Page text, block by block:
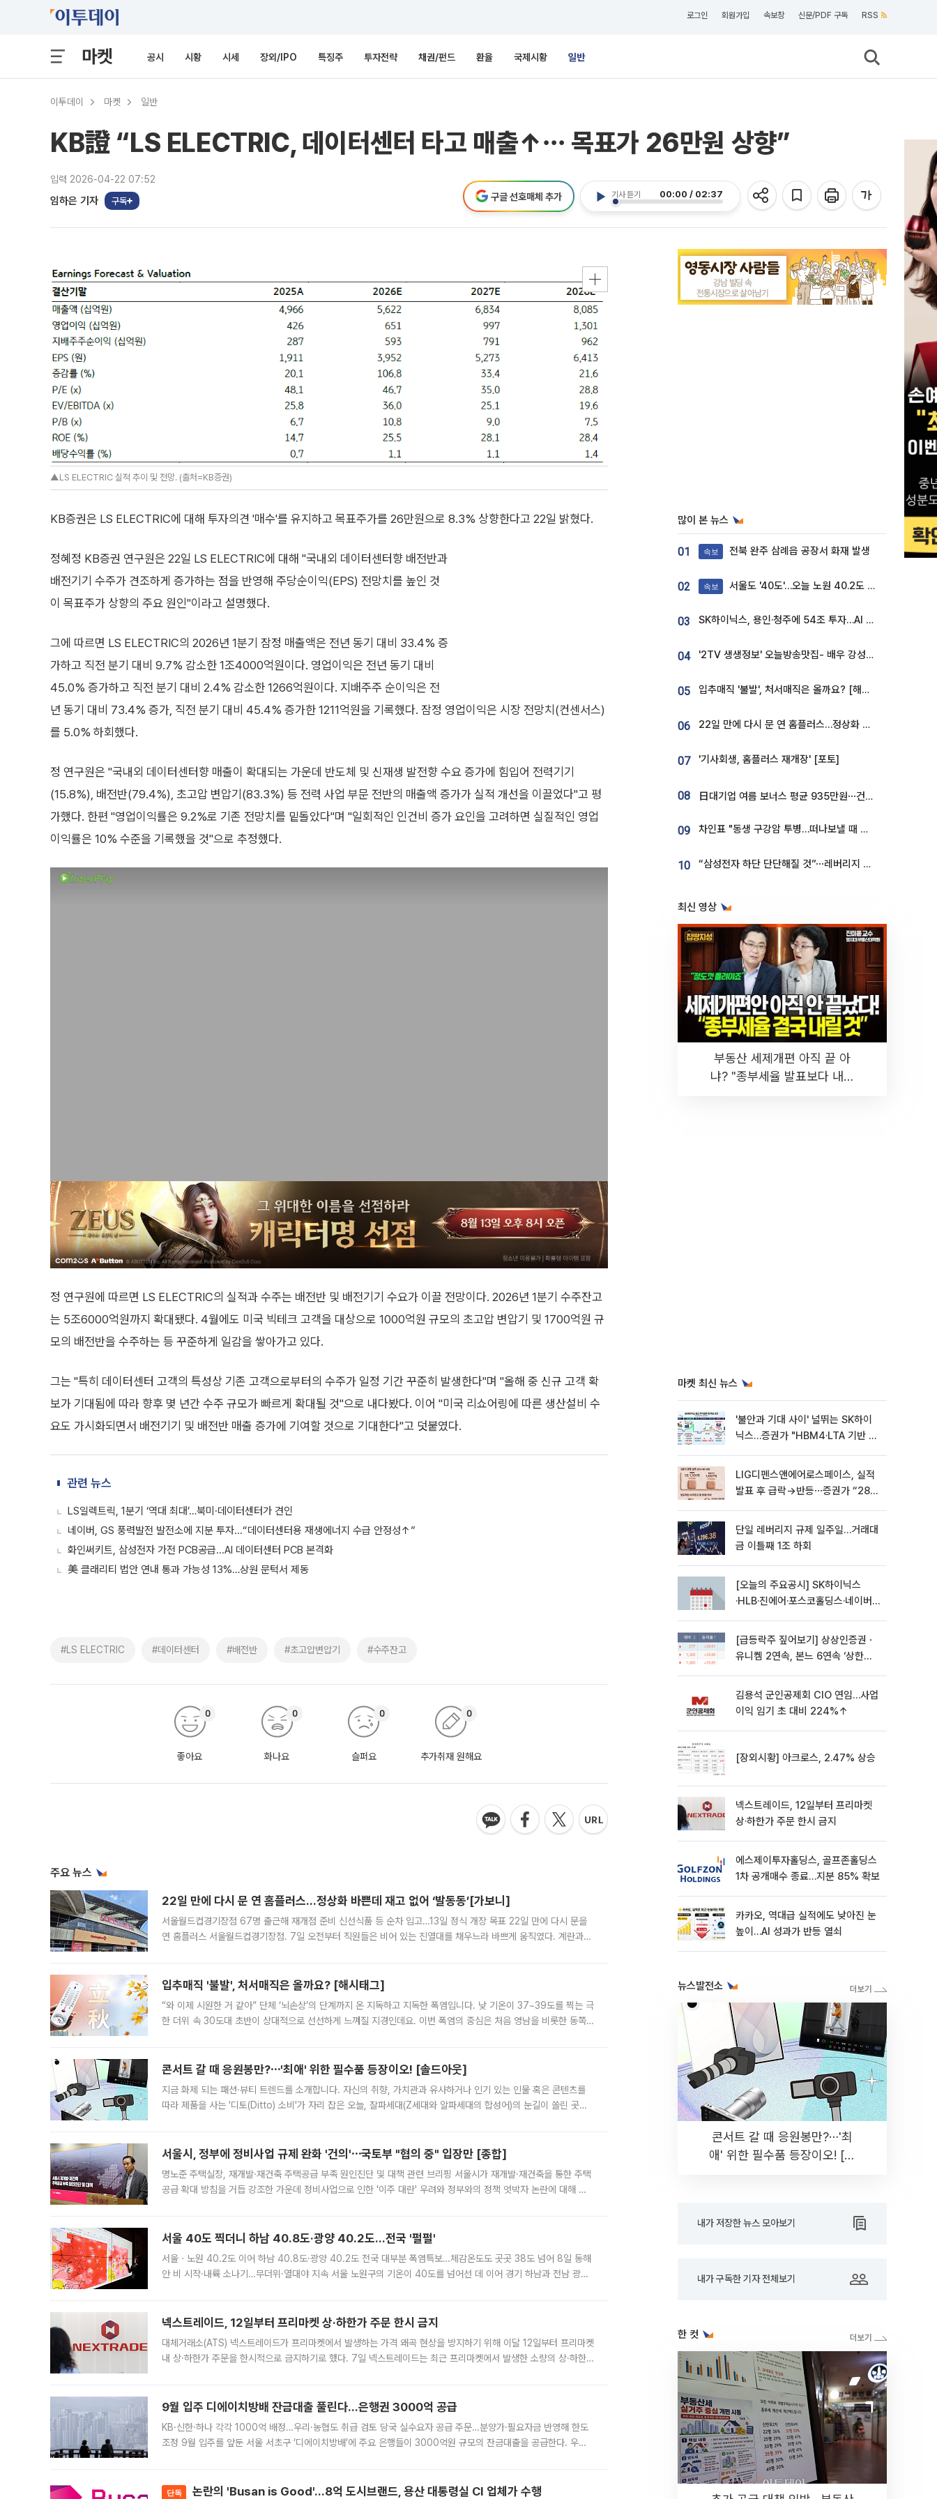
로그인 회원가입 속보창 신문/PDF 구독 RSS
마켓 공시 시황 시세 장외/IPO 특징주 투자전략 채권/펀드 환율 국제시황 일반
이투데이 마켓 일반
KB證 “LS ELECTRIC, 데이터센터 타고 매출↑⋯ 목표가 26만원 상향”
입력 2026-04-22 07:52
임하은 기자 구독
기사 듣기 00:00 / 02:37
구글 선호매체 추가
▲LS ELECTRIC 실적 추이 및 전망. (출처=KB증권)
KB증권은 LS ELECTRIC에 대해 투자의견 '매수'를 유지하고 목표주가를 26만원으로 8.3% 상향한다고 22일 밝혔다.
정혜정 KB증권 연구원은 22일 LS ELECTRIC에 대해 "국내외 데이터센터향 배전반과
배전기기 수주가 견조하게 증가하는 점을 반영해 주당순이익(EPS) 전망치를 높인 것
이 목표주가 상향의 주요 원인"이라고 설명했다.
그에 따르면 LS ELECTRIC의 2026년 1분기 잠정 매출액은 전년 동기 대비 33.4% 증
가하고 직전 분기 대비 9.7% 감소한 1조4000억원이다. 영업이익은 전년 동기 대비
45.0% 증가하고 직전 분기 대비 2.4% 감소한 1266억원이다. 지배주주 순이익은 전
년 동기 대비 73.4% 증가, 직전 분기 대비 45.4% 증가한 1211억원을 기록했다. 잠정 영업이익은 시장 전망치(컨센서스)
를 5.0% 하회했다.
정 연구원은 "국내외 데이터센터향 매출이 확대되는 가운데 반도체 및 신재생 발전향 수요 증가에 힘입어 전력기기
(15.8%), 배전반(79.4%), 초고압 변압기(83.3%) 등 전력 사업 부문 전반의 매출액 증가가 실적 개선을 이끌었다"고 평
가했다. 한편 "영업이익률은 9.2%로 기존 전망치를 밑돌았다"며 "일회적인 인건비 증가 요인을 고려하면 실질적인 영업
이익률은 10% 수준을 기록했을 것"으로 추정했다.
정 연구원에 따르면 LS ELECTRIC의 실적과 수주는 배전반 및 배전기기 수요가 이끌 전망이다. 2026년 1분기 수주잔고
는 5조6000억원까지 확대됐다. 4월에도 미국 빅테크 고객을 대상으로 1000억원 규모의 초고압 변압기 및 1700억원 규
모의 배전반을 수주하는 등 꾸준하게 일감을 쌓아가고 있다.
그는 "특히 데이터센터 고객의 특성상 기존 고객으로부터의 수주가 일정 기간 꾸준히 발생한다"며 "올해 중 신규 고객 확
보가 기대됨에 따라 향후 몇 년간 수주 규모가 빠르게 확대될 것"으로 내다봤다. 이어 "미국 리쇼어링에 따른 생산설비 수
요도 가시화되면서 배전기기 및 배전반 매출 증가에 기여할 것으로 기대한다"고 덧붙였다.
관련 뉴스
LS일렉트릭, 1분기 ‘역대 최대’…북미·데이터센터가 견인
네이버, GS 풍력발전 발전소에 지분 투자...“데이터센터용 재생에너지 수급 안정성↑”
화인써키트, 삼성전자 가전 PCB공급...AI 데이터센터 PCB 본격화
美 클래리티 법안 연내 통과 가능성 13%…상원 문턱서 제동
#LS ELECTRIC #데이터센터 #배전반 #초고압변압기 #수주잔고
좋아요
0
화나요
0
슬퍼요
0
추가취재 원해요
0
주요 뉴스
22일 만에 다시 문 연 홈플러스…정상화 바쁜데 재고 없어 ‘발동동’[가보니]
서울월드컵경기장점 67명 출근해 재개점 준비 신선식품 등 순차 입고…13일 정식 개장 목표 22일 만에 다시 문을
연 홈플러스 서울월드컵경기장점. 7일 오전부터 직원들은 비어 있는 진열대를 채우느라 바쁘게 움직였다. 계란과
입추매직 '불발', 처서매직은 올까요? [해시태그]
“와 이제 시원한 거 같아” 단체 ‘뇌손상’의 단계까지 온 지독하고 지독한 폭염입니다. 낮 기온이 37~39도를 찍는 극
한 더위 속 30도대 초반이 상대적으로 선선하게 느껴질 지경인데요. 이번 폭염의 중심은 처음 영남을 비롯한 동쪽
콘서트 갈 때 응원봉만?⋯'최애' 위한 필수품 등장이오! [솔드아웃]
지금 화제 되는 패션·뷰티 트렌드를 소개합니다. 자신의 취향, 가치관과 유사하거나 인기 있는 인물 혹은 콘텐츠를
따라 제품을 사는 '디토(Ditto) 소비'가 자리 잡은 오늘, 잘파세대(Z세대와 알파세대의 합성어)의 눈길이 쏠린 곳은
서울시, 정부에 정비사업 규제 완화 '건의'⋯국토부 "협의 중" 입장만 [종합]
명노준 주택실장, 재개발·재건축 주택공급 부족 원인진단 및 대책 관련 브리핑 서울시가 재개발·재건축을 통한 주택
공급 확대 방침을 거듭 강조한 가운데 정비사업으로 인한 '이주 대란' 우려와 정부와의 정책 엇박자 논란에 대해 정
서울 40도 찍더니 하남 40.8도·광양 40.2도…전국 '펄펄'
서울ㆍ노원 40.2도 이어 하남 40.8도·광양 40.2도 전국 대부분 폭염특보…체감온도도 곳곳 38도 넘어 8일 동해
안 비 시작·내륙 소나기…무더위·열대야 지속 서울 노원구의 기온이 40도를 넘어선 데 이어 경기 하남과 전남 광양
넥스트레이드, 12일부터 프리마켓 상·하한가 주문 한시 금지
대체거래소(ATS) 넥스트레이드가 프리마켓에서 발생하는 가격 왜곡 현상을 방지하기 위해 이달 12일부터 프리마켓
내 상·하한가 주문을 한시적으로 금지하기로 했다. 7일 넥스트레이드는 최근 프리마켓에서 발생한 소량의 상·하한
9월 입주 디에이치방배 잔금대출 풀린다…은행권 3000억 공급
KB·신한·하나 각각 1000억 배정…우리·농협도 취급 검토 당국 실수요자 공급 주문…분양가·필요자금 반영해 한도
조정 9월 입주를 앞둔 서울 서초구 ‘디에이치방배’에 주요 은행들이 3000억원 규모의 잔금대출을 공급한다. 우리
단독 논란의 'Busan is Good'…8억 도시브랜드, 용산 대통령실 CI 업체가 수행
많이 본 뉴스
01 속보 전북 완주 삼례읍 공장서 화재 발생
02 속보 서울도 '40도'…오늘 노원 40.2도 기록
03 SK하이닉스, 용인·청주에 54조 투자…AI 메모리 생산기지 키운다
04 '2TV 생생정보' 오늘방송맛집- 배우 강성진 단골! 쌀국수ㆍ푸팟퐁 커리 맛집 '블○○○'
05 입추매직 '불발', 처서매직은 올까요? [해시태그]
06 22일 만에 다시 문 연 홈플러스…정상화 바쁜데 재고 없어 ‘발동동’[가보니]
07 '기사회생, 홈플러스 재개장' [포토]
08 日대기업 여름 보너스 평균 935만원⋯건설회사 1800만 넘어
09 차인표 "동생 구강암 투병…떠나보낼 때 가장 힘들었다”
10 “삼성전자 하단 단단해질 것”⋯레버리지 규제에 쏠림 완화 [찐코노미]
최신 영상
부동산 세제개편 아직 끝 아
냐? "종부세율 발표보다 내릴
마켓 최신 뉴스
'불안과 기대 사이' 널뛰는 SK하이
닉스…증권가 "HBM4·LTA 기반 펀
LIG디펜스앤에어로스페이스, 실적
발표 후 급락→반등⋯증권가 “28년
단일 레버리지 규제 일주일…거래대
금 이틀째 1조 하회
[오늘의 주요공시] SK하이닉스
·HLB·진에어·포스코홀딩스·네이버·
[급등락주 짚어보기] 상상인증권ㆍ
유니켐 2연속, 본느 6연속 ‘상한
김용석 군인공제회 CIO 연임…사업
이익 임기 초 대비 224%↑
[장외시황] 아크로스, 2.47% 상승
넥스트레이드, 12일부터 프리마켓
상·하한가 주문 한시 금지
에스제이투자홀딩스, 골프존홀딩스
1차 공개매수 종료…지분 85% 확보
카카오, 역대급 실적에도 낮아진 눈
높이…AI 성과가 반등 열쇠
뉴스발전소
콘서트 갈 때 응원봉만?⋯'최
애' 위한 필수품 등장이오! [솔
내가 저장한 뉴스 모아보기
내가 구독한 기자 전체보기
한 컷